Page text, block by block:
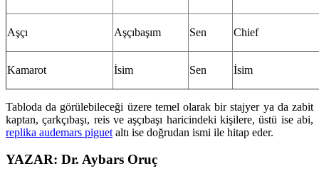
Aşçı Aşçıbaşım Sen Chief
Kamarot İsim Sen İsim
Tabloda da görülebileceği üzere temel olarak bir stajyer ya da zabit
kaptan, çarkçıbaşı, reis ve aşçıbaşı haricindeki kişilere, üstü ise abi,
replika audemars piguet altı ise doğrudan ismi ile hitap eder.
YAZAR: Dr. Aybars Oruç